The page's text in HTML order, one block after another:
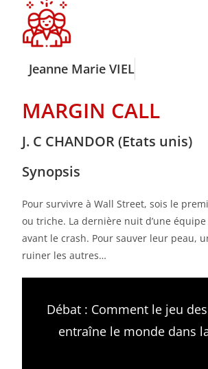
Jeanne Marie VIEL
MARGIN CALL
J. C CHANDOR (Etats unis)
Synopsis
Pour survivre à Wall Street, sois le
ou triche. La dernière nuit d’une
avant le crash. Pour sauver leur peau,
ruiner les autres…
Débat : Comment le jeu
entraîne le monde dans